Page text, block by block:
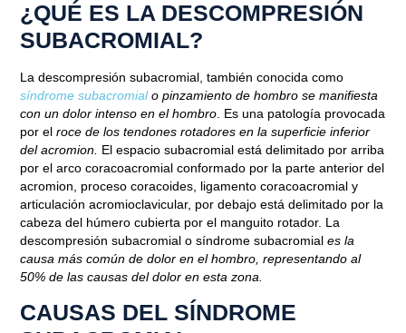
¿QUÉ ES LA DESCOMPRESIÓN
SUBACROMIAL?
La descompresión subacromial, también conocida como
síndrome subacromialo pinzamiento de hombro se manifiesta
con un dolor intenso en el hombro . Es una patología provocada
por el roce de los tendones rotadores en la superficie inferior
del acromion. El espacio subacromial está delimitado por arriba
por el arco coracoacromial conformado por la parte anterior del
acromion, proceso coracoides, ligamento coracoacromial y
articulación acromioclavicular, por debajo está delimitado por la
cabeza del húmero cubierta por el manguito rotador. La
descompresión subacromial o síndrome subacromiales la
causa más común de dolor en el hombro, representando al
50% de las causas del dolor en esta zona.
CAUSAS DEL SÍNDROME